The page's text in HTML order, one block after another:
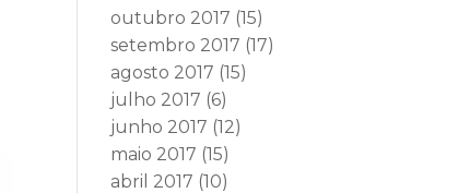
outubro 2017 (15)
setembro 2017 (17)
agosto 2017 (15)
julho 2017 (6)
junho 2017 (12)
maio 2017 (15)
abril 2017 (10)